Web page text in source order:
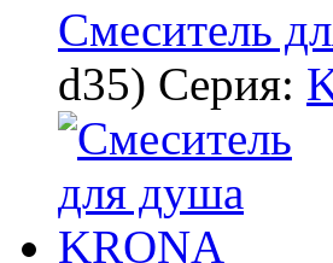
Смеситель
d35) Серия: